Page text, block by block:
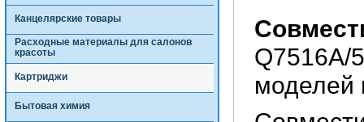
Канцелярские товары
Расходные материалы для салонов
красоты
Картриджи
Бытовая химия
Q7516A/
моделей